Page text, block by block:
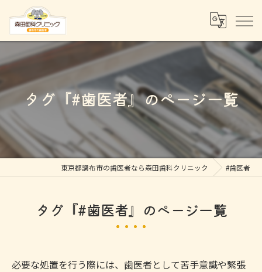
タグ『#歯医者』のページ一覧
東京都調布市の歯医者なら森田歯科クリニック #歯医者
タグ『#歯医者』のページ一覧
必要な処置を行う際には、歯医者として苦手意識や緊張